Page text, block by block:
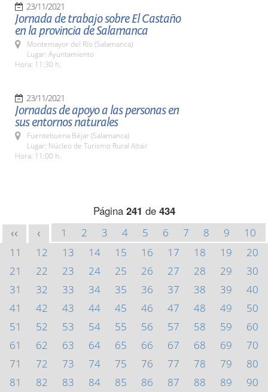
23/11/2021
Jornada de trabajo sobre El Castaño
en la provincia de Salamanca
Montemayor del Río (Salamanca)
Lugar: Ayuntamiento
Hora: 11:30 h.
23/11/2021
Jornadas de apoyo a las personas en
sus entornos naturales
Fuentebuena Béjar (Salamanca)
Lugar: Núcleo de Turismo Rural Altair
Hora: 11:00 h.
Página 241 de 434
<< < 1 2 3 4 5 6 7 8 9
10
11
12 13 14 15 16 17 18 19
20
21
22 23 24 25 26 27 28 29
30
31
32 33 34 35 36 37 38 39
40
41
42 43 44 45 46 47 48 49
50
51
52 53 54 55 56 57 58 59
60
61
62 63 64 65 66 67 68 69
70
71
72 73 74 75 76 77 78 79
80
81
82 83 84 85 86 87 88 89
90